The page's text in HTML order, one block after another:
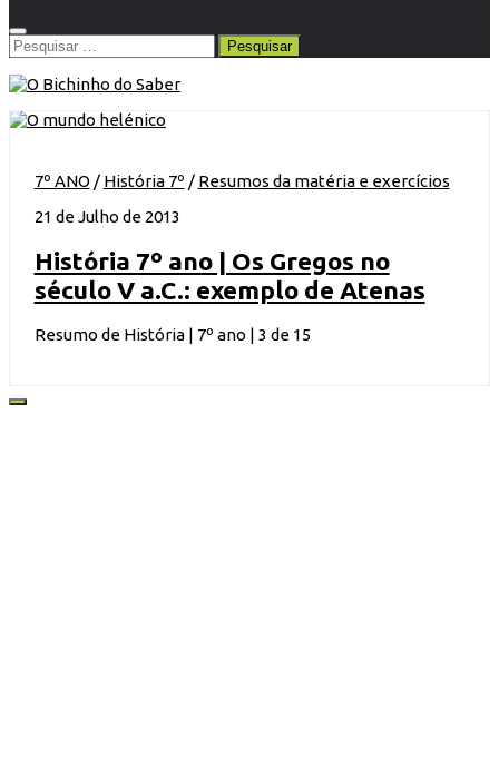
Pesquisar
por:
7º ANO / História 7º / Resumos da matéria e exercícios
21 de Julho de 2013
História 7º ano | Os Gregos no
século V a.C.: exemplo de Atenas
Resumo de História | 7º ano | 3 de 15